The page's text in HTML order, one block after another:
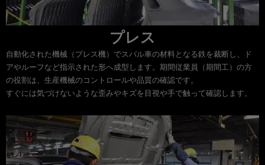
プレス
自動化された機械（プレス機）でスバル車の材料となる鉄を裁断し、ド
アやルーフなど指示された形へ成型します。期間従業員（期間工）の方
の役割は、生産機械のコントロールや品質の確認です。
すぐには気づけないような歪みやキズを目視や手で触って確認します。